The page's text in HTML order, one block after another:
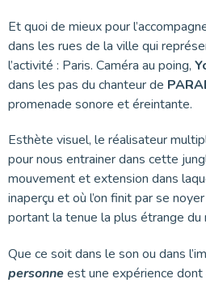
Et quoi de mieux pour
dans les rues de la ville qui
l’activité : Paris. Caméra au poing,
dans les pas du chanteur de
promenade sonore et éreintante.
Esthète visuel, le réalisateur
pour nous entrainer dans cette
mouvement et extension dans
inaperçu et où l’on finit par se
portant la tenue la plus étrange du
Que ce soit dans le son ou dans
personneest une expérience